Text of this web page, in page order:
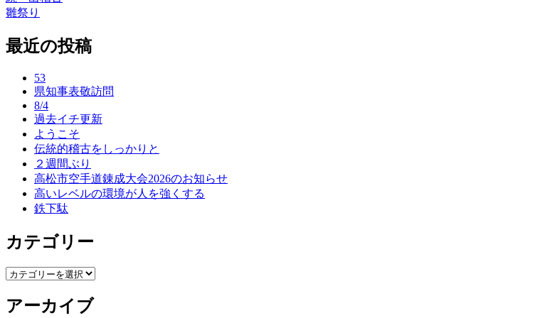
稿
ナ
雛祭り
最近の投稿
53
県知事表敬訪問
8/4
過去イチ更新
ようこそ
伝統的稽古をしっかりと
２週間ぶり
高松市空手道錬成大会2026のお知らせ
高いレベルの環境が人を強くする
鉄下駄
カテゴリー
カ
ゴ
アーカイブ